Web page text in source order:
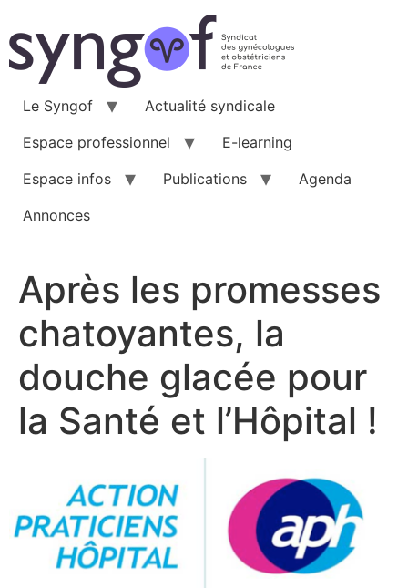
au
contenu
Le Syngof
Actualité syndicale
Espace professionnel
E-learning
Espace infos
Publications
Agenda
Annonces
Après les promesses
chatoyantes, la
douche glacée pour
la Santé et l’Hôpital !